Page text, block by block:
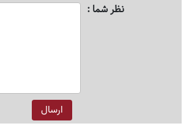
نظر شما